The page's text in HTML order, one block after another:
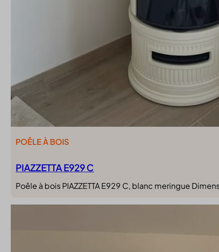
PIAZZETTA E929 C
POÊLE À BOIS
Poêle à bois PIAZZETTA E929 C, blanc meringue